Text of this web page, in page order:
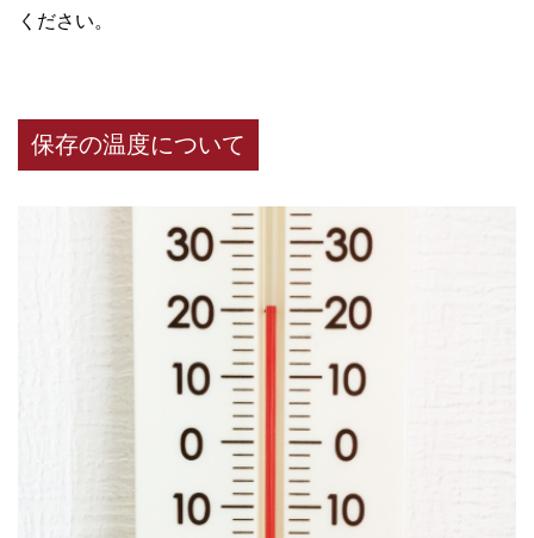
ください。
保存の温度について